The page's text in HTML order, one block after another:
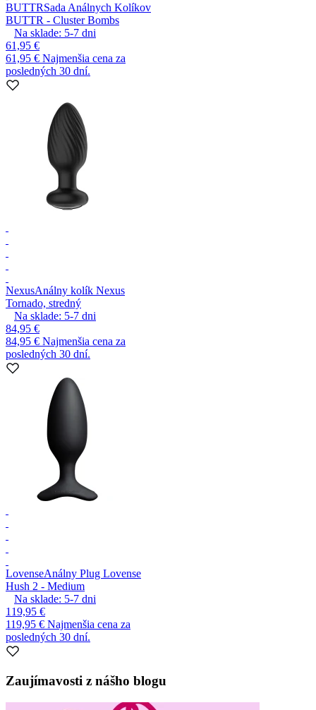
BUTTRSada Análnych Kolíkov
BUTTR - Cluster Bombs
Na sklade: 5-7 dni
61,95 €
61,95 € Najmenšia cena za
posledných 30 dní.
NexusAnálny kolík Nexus
Tornado, stredný
Na sklade: 5-7 dni
84,95 €
84,95 € Najmenšia cena za
posledných 30 dní.
LovenseAnálny Plug Lovense
Hush 2 - Medium
Na sklade: 5-7 dni
119,95 €
119,95 € Najmenšia cena za
posledných 30 dní.
Zaujímavosti z nášho blogu